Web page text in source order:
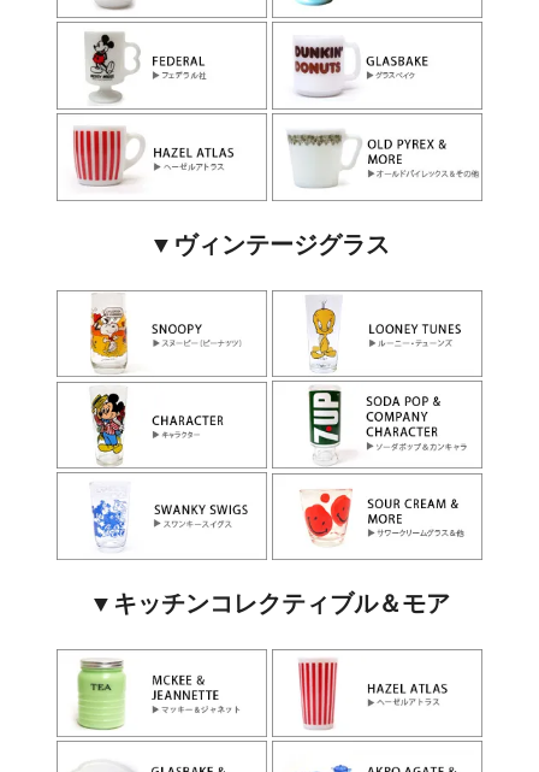
▼ヴィンテージグラス
▼キッチンコレクティブル＆モア